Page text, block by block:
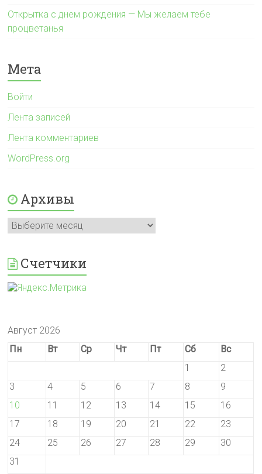
Открытка с днем рождения — Мы желаем тебе
процветанья
Мета
Войти
Лента записей
Лента комментариев
WordPress.org
Архивы
Архивы
Счетчики
Август 2026
Пн
Вт Ср Чт Пт Сб
Вс
1
2
3
4 5 6 7 8
9
10
11 12 13 14 15
16
17
18 19 20 21 22
23
24
25 26 27 28 29
30
31